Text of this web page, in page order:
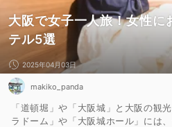
大阪で女子一人旅！女性に
テル5選
2025年04月03日
makiko_panda
「道頓堀」や「大阪城」と大阪の観
ラドーム」や「大阪城ホール」には